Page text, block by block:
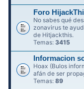
Foro
No sabes qué
zonavirus te
de Hitjackthis.
Temas: 3415
Informacion
Hoax (Bulos
afán de ser
Temas:89